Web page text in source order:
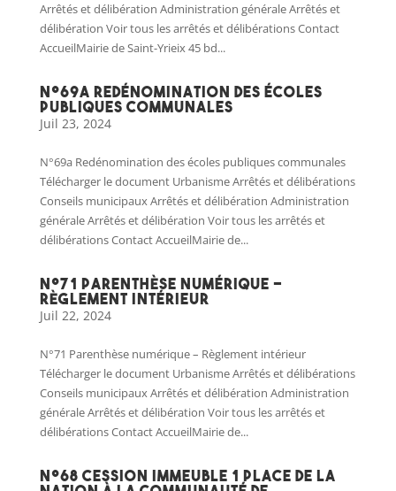
Arrêtés et délibération Administration générale Arrêtés et
délibération Voir tous les arrêtés et délibérations Contact
AccueilMairie de Saint-Yrieix 45 bd...
N°69a Redénomination des écoles
publiques communales
Juil 23, 2024
N°69a Redénomination des écoles publiques communales
Télécharger le document Urbanisme Arrêtés et délibérations
Conseils municipaux Arrêtés et délibération Administration
générale Arrêtés et délibération Voir tous les arrêtés et
délibérations Contact AccueilMairie de...
N°71 Parenthèse numérique –
Règlement intérieur
Juil 22, 2024
N°71 Parenthèse numérique – Règlement intérieur
Télécharger le document Urbanisme Arrêtés et délibérations
Conseils municipaux Arrêtés et délibération Administration
générale Arrêtés et délibération Voir tous les arrêtés et
délibérations Contact AccueilMairie de...
N°68 Cession Immeuble 1 place de la